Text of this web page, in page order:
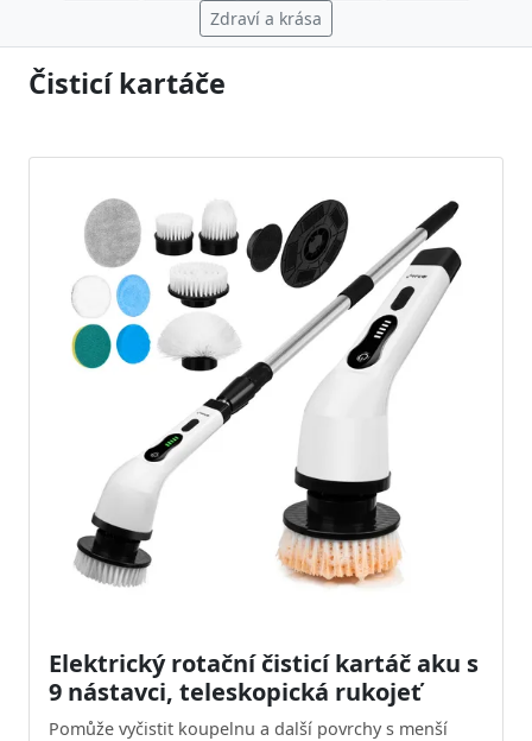
Zdraví a krása
Čisticí kartáče
Elektrický rotační čisticí kartáč aku s
9 nástavci, teleskopická rukojeť
Pomůže vyčistit koupelnu a další povrchy s menší